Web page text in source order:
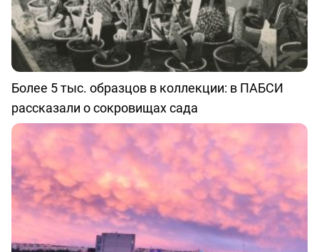
Более 5 тыс. образцов в коллекции: в ПАБСИ
рассказали о сокровищах сада